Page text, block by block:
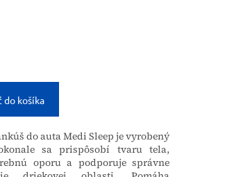
do košíka
do auta Medi Sleep je vyrobený
sa prispôsobí tvaru tela,
oporu a podporuje správne